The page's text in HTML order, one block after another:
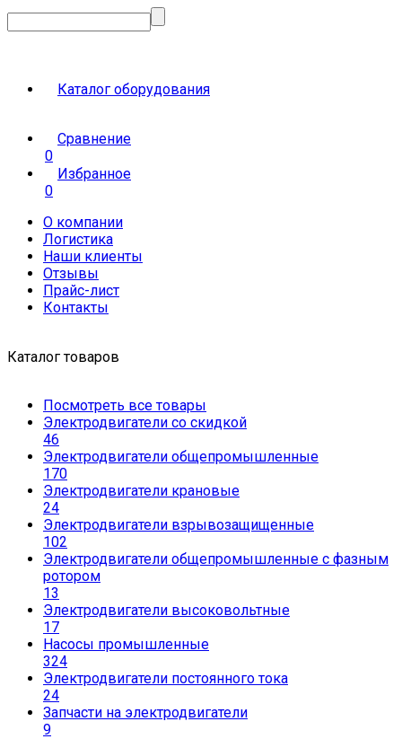
Каталог оборудования
Сравнение
0
Избранное
0
О компании
Логистика
Наши клиенты
Отзывы
Прайс-лист
Контакты
Каталог товаров
Посмотреть все товары
Электродвигатели со скидкой
46
Электродвигатели общепромышленные
170
Электродвигатели крановые
24
Электродвигатели взрывозащищенные
102
Электродвигатели общепромышленные с фазным
ротором
13
Электродвигатели высоковольтные
17
Насосы промышленные
324
Электродвигатели постоянного тока
24
Запчасти на электродвигатели
9